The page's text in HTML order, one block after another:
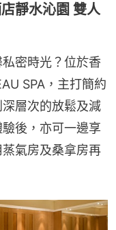
靜水沁園 雙人
密時光？位於香
SPA，主打簡約
層次的放鬆及減
後，亦可一邊享
氣房及桑拿房再